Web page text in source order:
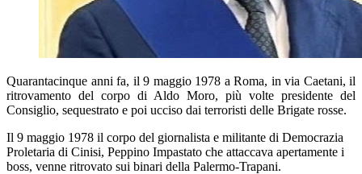
Quarantacinque anni fa, il 9 maggio 1978 a Roma, in via Caetani, il
ritrovamento del corpo di Aldo Moro, più volte presidente del
Consiglio, sequestrato e poi ucciso dai terroristi delle Brigate rosse.
Il 9 maggio 1978 il corpo del giornalista e militante di Democrazia
Proletaria di Cinisi, Peppino Impastato che attaccava apertamente i
boss, venne ritrovato sui binari della Palermo-Trapani.